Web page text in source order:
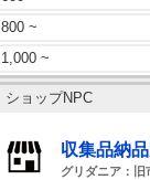
800 ~
1,000 ~
ショップNPC
収集品納品
グリダニア：旧